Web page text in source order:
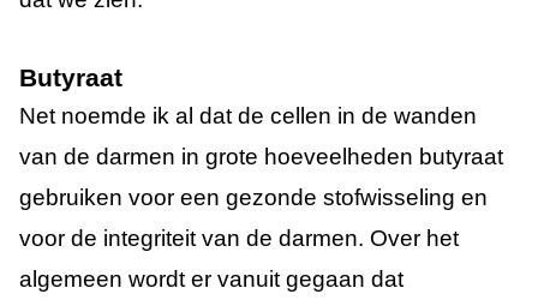
Butyraat
Net noemde ik al dat de cellen in de wanden
van de darmen in grote hoeveelheden butyraat
gebruiken voor een gezonde stofwisseling en
voor de integriteit van de darmen. Over het
algemeen wordt er vanuit gegaan dat